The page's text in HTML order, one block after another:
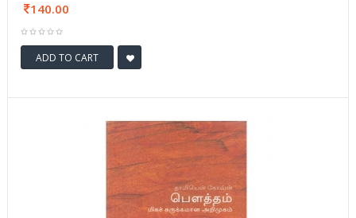
140.00
ADD TO CART